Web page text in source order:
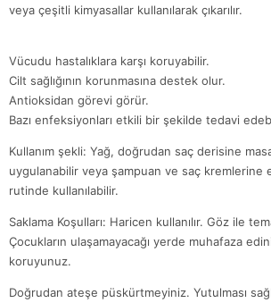
veya çeşitli kimyasallar kullanılarak çıkarılır.
Vücudu hastalıklara karşı koruyabilir.
Cilt sağlığının korunmasına destek olur.
Antioksidan görevi görür.
Bazı enfeksiyonları etkili bir şekilde tedavi
Kullanım şekli: Yağ, doğrudan saç derisine
uygulanabilir veya şampuan ve saç kremlerine
rutinde kullanılabilir.
Saklama Koşulları: Haricen kullanılır. Göz ile
Çocukların ulaşamayacağı yerde muhafaza
koruyunuz.
Doğrudan ateşe püskürtmeyiniz. Yutulması